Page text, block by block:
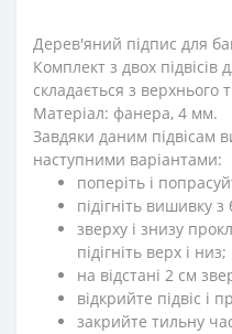
Дерев'яний підпис для
Комплект з двох
складається з
Матеріал: фанера, 4 мм.
Завдяки даним
наступними варіантами:
поперіть і
підігніть вишивку з
зверху і знизу
підігніть верх і низ;
на відстані 2 см
відкрийте підвіс і
закрийте тильну